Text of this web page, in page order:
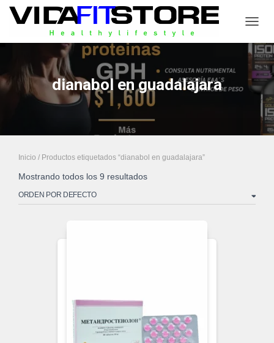
dianabol en guadalajara
Inicio / Productos etiquetados “dianabol en guadalajara”
Mostrando todos los 9 resultados